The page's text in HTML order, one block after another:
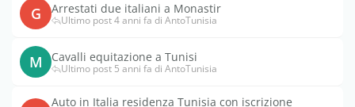
G Arrestati due italiani a Monastir
Ultimo post 4 anni fa di AntoTunisia
M Cavalli equitazione a Tunisi
Ultimo post 5 anni fa di AntoTunisia
Auto in Italia residenza Tunisia con iscrizione